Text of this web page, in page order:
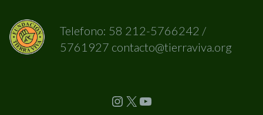
Telefono: 58 212-5766242 /
5761927 contacto@tierraviva.org
Instagram X YouTube